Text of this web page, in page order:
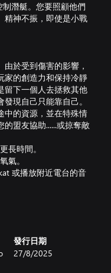
潛艇。您要照顧他們
精神不振，即使是小戰
於受到傷害的影響，
家的創造力和保持冷靜
留下一個人去拯救其他
現自己只能靠自己。
中的資源，並在特殊情
盟友協助......或掠奪敵
長時間。
氣。
或播放附近電台的音
可獲得獎勵，包括為
為 U 潛艇艇長而日益
發行日期
27/8/2025